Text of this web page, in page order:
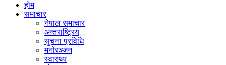
होम
समाचार
नेपाल समाचार
अन्तराष्ट्रिय
सुचना प्रविधि
मनोरञ्जन
स्वास्थ्य